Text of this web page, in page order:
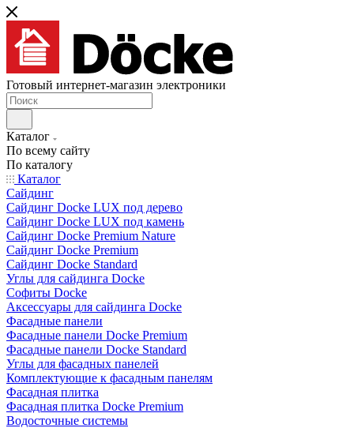
Готовый интернет-магазин электроники
Каталог
По всему сайту
По каталогу
Каталог
Сайдинг
Сайдинг Docke LUX под дерево
Сайдинг Docke LUX под камень
Сайдинг Docke Premium Nature
Сайдинг Docke Premium
Сайдинг Docke Standard
Углы для сайдинга Docke
Софиты Docke
Аксессуары для сайдинга Docke
Фасадные панели
Фасадные панели Docke Premium
Фасадные панели Docke Standard
Углы для фасадных панелей
Комплектующие к фасадным панелям
Фасадная плитка
Фасадная плитка Docke Premium
Водосточные системы